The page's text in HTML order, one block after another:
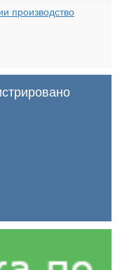
производство